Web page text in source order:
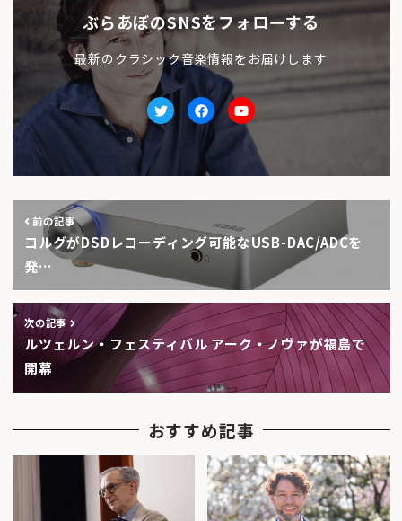
ぶらあぼのSNSをフォローする
最新のクラシック音楽情報をお届けします
TwitterfacebookYoutube
前の記事
コルグがDSDレコーディング可能なUSB-DAC/ADCを
発…
次の記事
ルツェルン・フェスティバル アーク・ノヴァが福島で
開幕
おすすめ記事